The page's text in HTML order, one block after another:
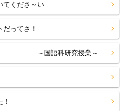
てくださ～い
ってさ！
？ ～国語科研究授業～
？